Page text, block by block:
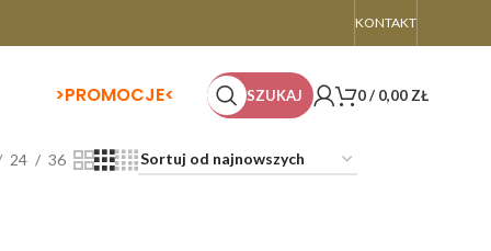
KONTAKT
>PROMOCJE< SZUKAJ 0/ 0,00 ZŁ
24 36